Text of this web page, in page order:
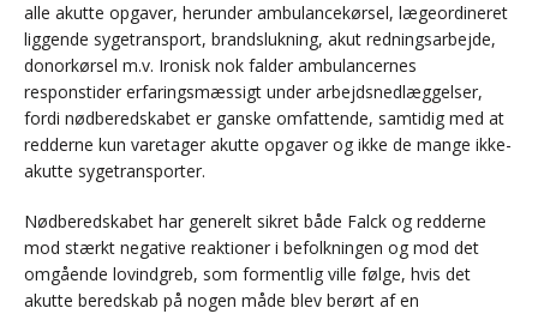
alle akutte opgaver, herunder ambulancekørsel, lægeordineret
liggende sygetransport, brandslukning, akut redningsarbejde,
donorkørsel m.v. Ironisk nok falder ambulancernes
responstider erfaringsmæssigt under arbejdsnedlæggelser,
fordi nødberedskabet er ganske omfattende, samtidig med at
redderne kun varetager akutte opgaver og ikke de mange ikke-
akutte sygetransporter.
Nødberedskabet har generelt sikret både Falck og redderne
mod stærkt negative reaktioner i befolkningen og mod det
omgående lovindgreb, som formentlig ville følge, hvis det
akutte beredskab på nogen måde blev berørt af en